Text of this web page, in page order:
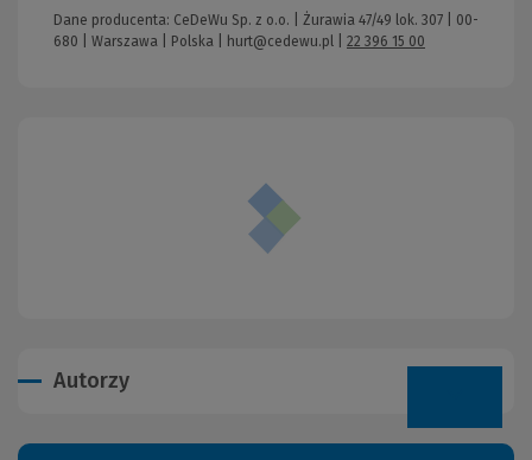
Dane producenta: CeDeWu Sp. z o.o. | Żurawia 47/49 lok. 307 | 00-
680 | Warszawa | Polska | hurt@cedewu.pl 22 396 15 00
Autorzy